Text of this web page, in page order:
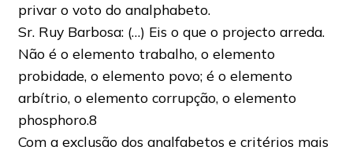
privar o voto do analphabeto.
Sr. Ruy Barbosa: (…) Eis o que o projecto arreda.
Não é o elemento trabalho, o elemento
probidade, o elemento povo; é o elemento
arbítrio, o elemento corrupção, o elemento
phosphoro.8
Com a exclusão dos analfabetos e critérios mais